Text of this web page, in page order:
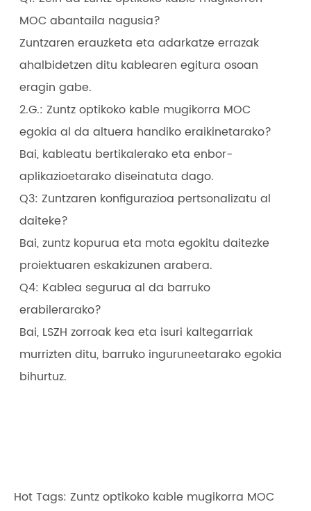
MOC abantaila nagusia?
Zuntzaren erauzketa eta adarkatze errazak
ahalbidetzen ditu kablearen egitura osoan
eragin gabe.
2.G.: Zuntz optikoko kable mugikorra MOC
egokia al da altuera handiko eraikinetarako?
Bai, kableatu bertikalerako eta enbor-
aplikazioetarako diseinatuta dago.
Q3: Zuntzaren konfigurazioa pertsonalizatu al
daiteke?
Bai, zuntz kopurua eta mota egokitu daitezke
proiektuaren eskakizunen arabera.
Q4: Kablea segurua al da barruko
erabilerarako?
Bai, LSZH zorroak kea eta isuri kaltegarriak
murrizten ditu, barruko inguruneetarako egokia
bihurtuz.
Hot Tags: Zuntz optikoko kable mugikorra MOC